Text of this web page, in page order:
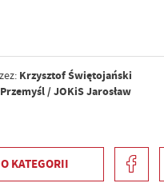
Krzysztof Świętojański
/ JOKiS Jarosław
KATEGORII